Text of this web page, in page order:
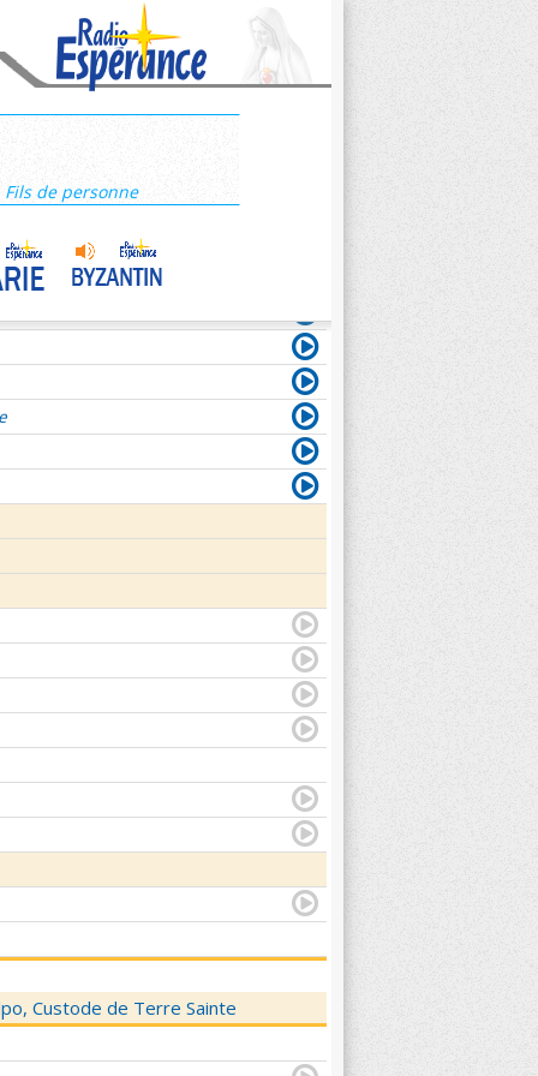
de personne
Custode de Terre Sainte